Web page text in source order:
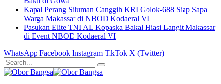
Kapal Perang Siluman Canggih KRI Golok-688 Siap Sapa
Warga Makassar di NBOD Kodaeral VI
Pasukan Elite TNI AL Kopaska Bakal Hiasi Langit Makassar
di Event NBOD Kodaeral VI
WhatsApp Facebook Instagram TikTok X (Twitter)